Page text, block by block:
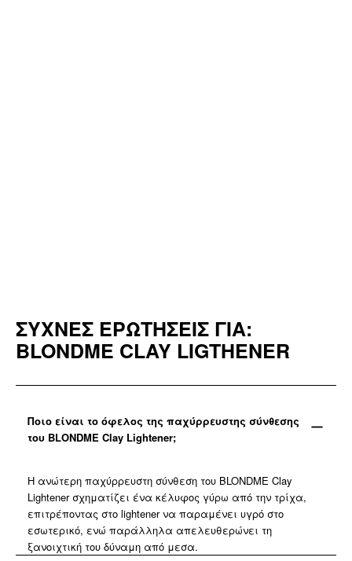
ΣΥΧΝΕΣ ΕΡΩΤΗΣΕΙΣ ΓΙΑ:
BLONDME CLAY LIGTHENER
Ποιο είναι το όφελος της παχύρρευστης σύνθεσης
του BLONDME Clay Lightener;
Η ανώτερη παχύρρευστη σύνθεση του BLONDME Clay
Lightener σχηματίζει ένα κέλυφος γύρω από την τρίχα,
επιτρέποντας στο lightener να παραμένει υγρό στο
εσωτερικό, ενώ παράλληλα απελευθερώνει τη
ξανοιχτική του δύναμη από μεσα.